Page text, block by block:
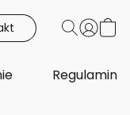
Regulamin